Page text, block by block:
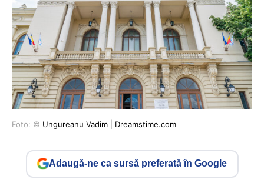
Foto: © Ungureanu Vadim Dreamstime.com
Adaugă-ne ca sursă preferată în Google